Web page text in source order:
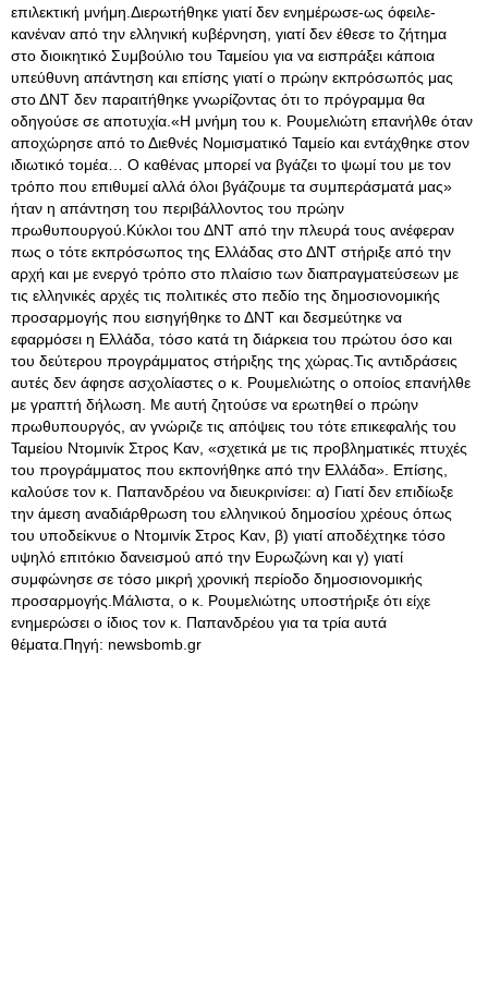
επιλεκτική μνήμη.Διερωτήθηκε γιατί δεν ενημέρωσε-ως όφειλε-
κανέναν από την ελληνική κυβέρνηση, γιατί δεν έθεσε το ζήτημα
στο διοικητικό Συμβούλιο του Ταμείου για να εισπράξει κάποια
υπεύθυνη απάντηση και επίσης γιατί ο πρώην εκπρόσωπός μας
στο ΔΝΤ δεν παραιτήθηκε γνωρίζοντας ότι το πρόγραμμα θα
οδηγούσε σε αποτυχία.«Η μνήμη του κ. Ρουμελιώτη επανήλθε όταν
αποχώρησε από το Διεθνές Νομισματικό Ταμείο και εντάχθηκε στον
ιδιωτικό τομέα… Ο καθένας μπορεί να βγάζει το ψωμί του με τον
τρόπο που επιθυμεί αλλά όλοι βγάζουμε τα συμπεράσματά μας»
ήταν η απάντηση του περιβάλλοντος του πρώην
πρωθυπουργού.Κύκλοι του ΔΝΤ από την πλευρά τους ανέφεραν
πως ο τότε εκπρόσωπος της Ελλάδας στο ΔΝΤ στήριξε από την
αρχή και με ενεργό τρόπο στο πλαίσιο των διαπραγματεύσεων με
τις ελληνικές αρχές τις πολιτικές στο πεδίο της δημοσιονομικής
προσαρμογής που εισηγήθηκε το ΔΝΤ και δεσμεύτηκε να
εφαρμόσει η Ελλάδα, τόσο κατά τη διάρκεια του πρώτου όσο και
του δεύτερου προγράμματος στήριξης της χώρας.Τις αντιδράσεις
αυτές δεν άφησε ασχολίαστες ο κ. Ρουμελιώτης ο οποίος επανήλθε
με γραπτή δήλωση. Με αυτή ζητούσε να ερωτηθεί ο πρώην
πρωθυπουργός, αν γνώριζε τις απόψεις του τότε επικεφαλής του
Ταμείου Ντομινίκ Στρος Καν, «σχετικά με τις προβληματικές πτυχές
του προγράμματος που εκπονήθηκε από την Ελλάδα». Επίσης,
καλούσε τον κ. Παπανδρέου να διευκρινίσει: α) Γιατί δεν επιδίωξε
την άμεση αναδιάρθρωση του ελληνικού δημοσίου χρέους όπως
του υποδείκνυε ο Ντομινίκ Στρος Καν, β) γιατί αποδέχτηκε τόσο
υψηλό επιτόκιο δανεισμού από την Ευρωζώνη και γ) γιατί
συμφώνησε σε τόσο μικρή χρονική περίοδο δημοσιονομικής
προσαρμογής.Μάλιστα, ο κ. Ρουμελιώτης υποστήριξε ότι είχε
ενημερώσει ο ίδιος τον κ. Παπανδρέου για τα τρία αυτά
θέματα.Πηγή: newsbomb.gr